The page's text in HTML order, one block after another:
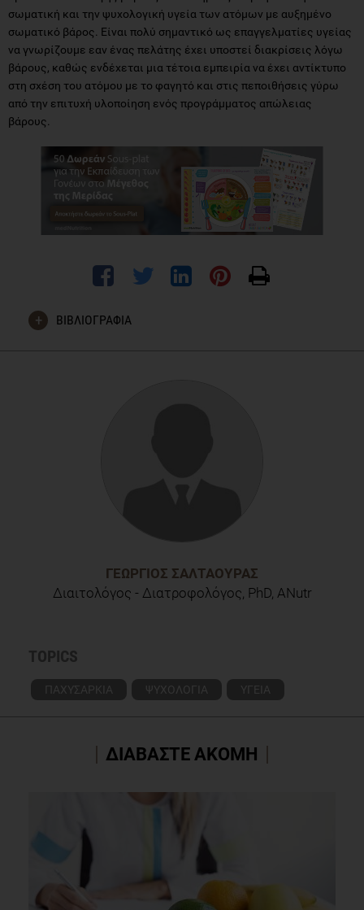
σωματική και την ψυχολογική υγεία των ατόμων με αυξημένο
σωματικό βάρος. Είναι πολύ σημαντικό ως επαγγελματίες υγείας
να γνωρίζουμε εαν ένας πελάτης έχει υποστεί διακρίσεις λόγω
βάρους, καθώς ενδέχεται μια τέτοια εμπειρία να έχει αντίκτυπο
στη σχέση του ατόμου με το φαγητό και στις πεποιθήσεις γύρω
από την επιτυχή υλοποίηση ενός προγράμματος απώλειας
βάρους.
ΒΙΒΛΙΟΓΡΑΦΙΑ
ΓΕΏΡΓΙΟΣ ΣΑΛΤΑΟΎΡΑΣ
Διαιτολόγος - Διατροφολόγος, PhD, ANutr
TOPICS
ΠΑΧΥΣΑΡΚΙΑ ΨΥΧΟΛΟΓΙΑ ΥΓΕΙΑ
ΔΙΑΒΑΣΤΕ ΑΚΟΜΗ